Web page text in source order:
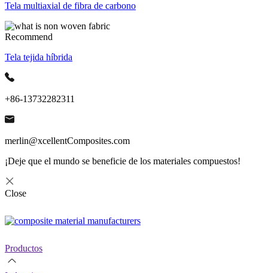
Tela multiaxial de fibra de carbono
Recommend
Tela tejida híbrida
+86-13732282311
merlin@xcellentComposites.com
¡Deje que el mundo se beneficie de los materiales compuestos!
Close
Productos